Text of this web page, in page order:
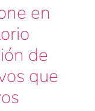
en
de
que